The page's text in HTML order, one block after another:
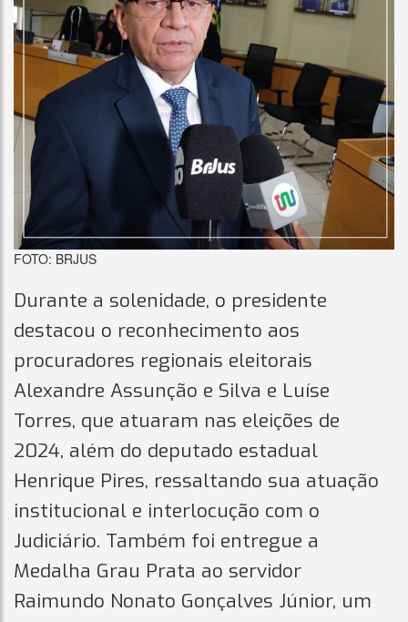
FOTO: BRJUS
Durante a solenidade, o presidente
destacou o reconhecimento aos
procuradores regionais eleitorais
Alexandre Assunção e Silva e Luíse
Torres, que atuaram nas eleições de
2024, além do deputado estadual
Henrique Pires, ressaltando sua atuação
institucional e interlocução com o
Judiciário. Também foi entregue a
Medalha Grau Prata ao servidor
Raimundo Nonato Gonçalves Júnior, um